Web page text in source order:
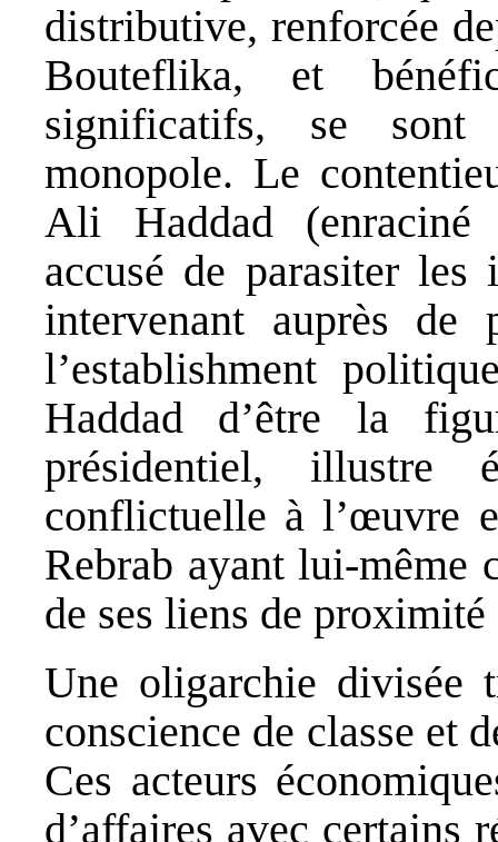
distributive, renforcée
Bouteflika, et
significatifs, se
monopole. Le
Ali Haddad
accusé de parasiter
intervenant auprès de
l’establishment
Haddad d’être la
présidentiel, illustre
conflictuelle à l’œuvre
Rebrab ayant lui-même
de ses liens de
Une oligarchie divisée
conscience de classe et
Ces acteurs
d’affaires avec certains